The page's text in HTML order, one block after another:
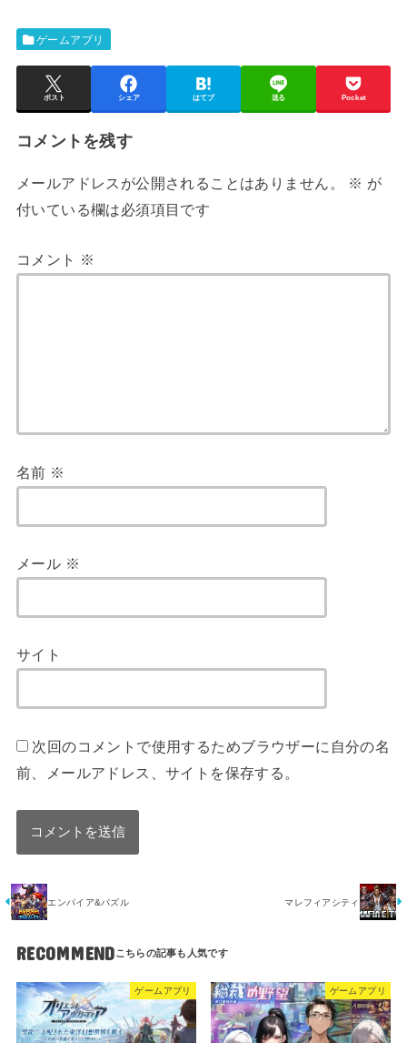
ゲームアプリ
ポスト シェア はてブ 送る Pocket
コメントを残す
メールアドレスが公開されることはありません。 ※ が
付いている欄は必須項目です
コメント ※
名前 ※
メール ※
サイト
次回のコメントで使用するためブラウザーに自分の名
前、メールアドレス、サイトを保存する。
エンパイア&パズル マレフィアシティ
RECOMMEND
ゲームアプリ ゲームアプリ